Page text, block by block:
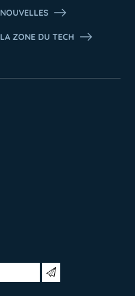
NOUVELLES
LA ZONE DU TECH